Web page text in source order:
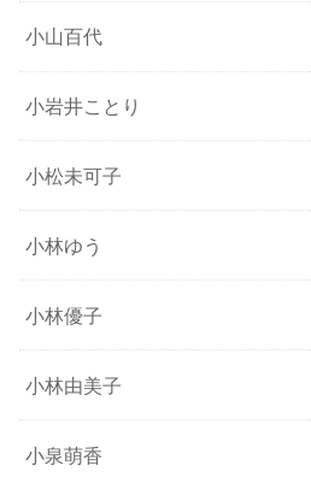
小山百代
小岩井ことり
小松未可子
小林ゆう
小林優子
小林由美子
小泉萌香